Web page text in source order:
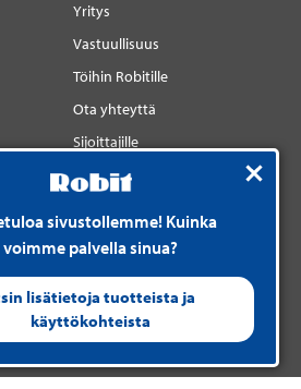
sivustollemme! Kuinka
voimme palvella sinua?
lisätietoja tuotteista ja
käyttökohteista
Yritys
Vastuullisuus
Töihin Robitille
Ota yhteyttä
Sijoittajille
Sosiaalinen media
LinkedIn
Instagram